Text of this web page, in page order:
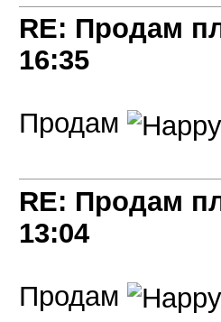
RE: Продам
16:35
Продам
RE: Продам
13:04
Продам